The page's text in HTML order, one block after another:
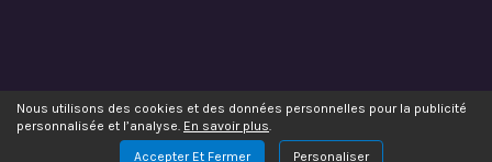
Nous utilisons des cookies et des données personnelles pour la publicité
personnalisée et l’analyse. En savoir plus.
Accepter Et Fermer
Personaliser